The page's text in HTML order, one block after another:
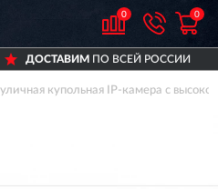
0 0
ПО ВСЕЙ РОССИИ
купольная IP-камера с